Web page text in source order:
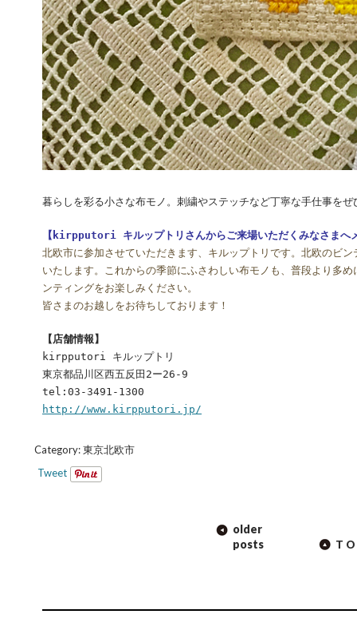
暮らしを彩る小さな布モノ。刺繍やステッチなど丁寧な手仕事をぜ
【kirpputori キルップトリさんからご来場いただくみなさまへ
北欧市に参加させていただきます、キルップトリです。北欧のビ
いたします。これからの季節にふさわしい布モノも、普段より多
ンティングをお楽しみください。
皆さまのお越しをお待ちしております！
【店舗情報】
kirpputori キルップトリ
東京都品川区西五反田2ー26-9
tel:03-3491-1300
http://www.kirpputori.jp/
Category:東京北欧市
Tweet
older
posts